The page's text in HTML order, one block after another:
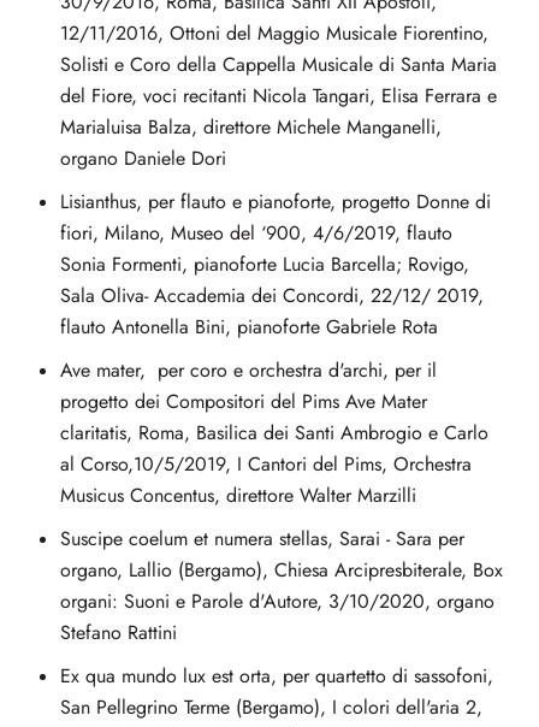
12/11/2016, Ottoni del Maggio Musicale Fiorentino,
Solisti e Coro della Cappella Musicale di Santa Maria
del Fiore, voci recitanti Nicola Tangari, Elisa Ferrara e
Marialuisa Balza, direttore Michele Manganelli,
organo Daniele Dori
Lisianthus, per flauto e pianoforte, progetto Donne di
fiori, Milano, Museo del ‘900, 4/6/2019, flauto
Sonia Formenti, pianoforte Lucia Barcella; Rovigo,
Sala Oliva- Accademia dei Concordi, 22/12/ 2019,
flauto Antonella Bini, pianoforte Gabriele Rota
Ave mater, per coro e orchestra d'archi, per il
progetto dei Compositori del Pims Ave Mater
claritatis, Roma, Basilica dei Santi Ambrogio e Carlo
al Corso,10/5/2019, I Cantori del Pims, Orchestra
Musicus Concentus, direttore Walter Marzilli
Suscipe coelum et numera stellas, Sarai - Sara per
organo, Lallio (Bergamo), Chiesa Arcipresbiterale, Box
organi: Suoni e Parole d'Autore, 3/10/2020, organo
Stefano Rattini
Ex qua mundo lux est orta, per quartetto di sassofoni,
San Pellegrino Terme (Bergamo), I colori dell'aria 2,